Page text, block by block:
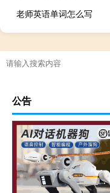
老师英语单词怎么写
公告